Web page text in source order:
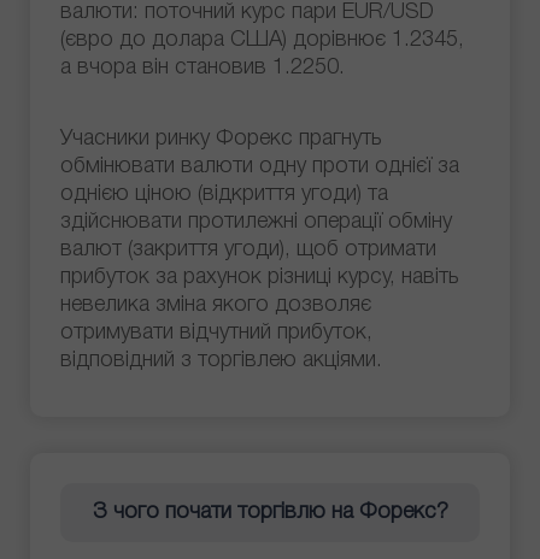
валюти: поточний курс пари EUR/USD
(євро до долара США) дорівнює 1.2345,
а вчора він становив 1.2250.
Учасники ринку Форекс прагнуть
обмінювати валюти одну проти однієї за
однією ціною (відкриття угоди) та
здійснювати протилежні операції обміну
валют (закриття угоди), щоб отримати
прибуток за рахунок різниці курсу, навіть
невелика зміна якого дозволяє
отримувати відчутний прибуток,
відповідний з торгівлею акціями.
З чого почати торгівлю на Форекс?